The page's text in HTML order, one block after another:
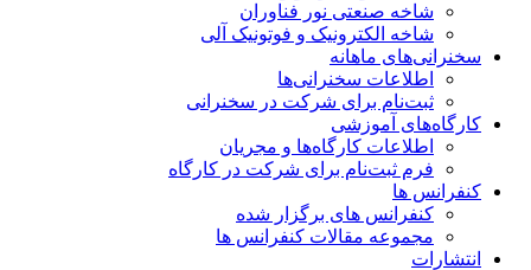
شاخه صنعتی نور فناوران
شاخه‌ الکترونیک و فوتونیک آلی
سخنرانی‌های ماهانه
اطلاعات سخنرانی‌‌ها
ثبت‌نام برای شرکت در سخنرانی
کارگاه‌های آموزشی
اطلاعات کارگاه‌ها و مجریان
فرم ثبت‌نام برای شرکت در کارگاه
کنفرانس ها
کنفرانس های برگزار شده
مجموعه مقالات کنفرانس ها
انتشارات